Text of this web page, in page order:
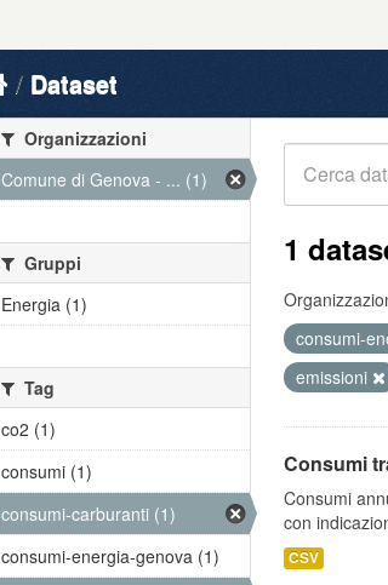
Dataset
1
consumi-
emissioni
Consumi
Consumi
con
CSV
Organizzazioni
Comune di Genova - ... (1)
Gruppi
Energia (1)
Tag
co2 (1)
consumi (1)
consumi-carburanti (1)
consumi-energia-genova (1)